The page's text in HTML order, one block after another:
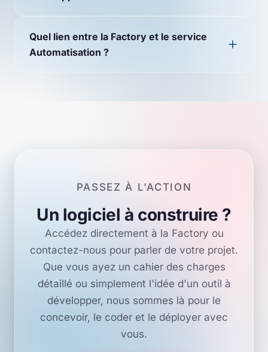
Quel lien entre la Factory et le service
Automatisation ?
PASSEZ À L'ACTION
Un logiciel à construire ?
Accédez directement à la Factory ou
contactez-nous pour parler de votre projet.
Que vous ayez un cahier des charges
détaillé ou simplement l'idée d'un outil à
développer, nous sommes là pour le
concevoir, le coder et le déployer avec
vous.